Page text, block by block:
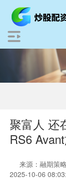
聚富人 还
RS6
来源：融期策
2025-10-06